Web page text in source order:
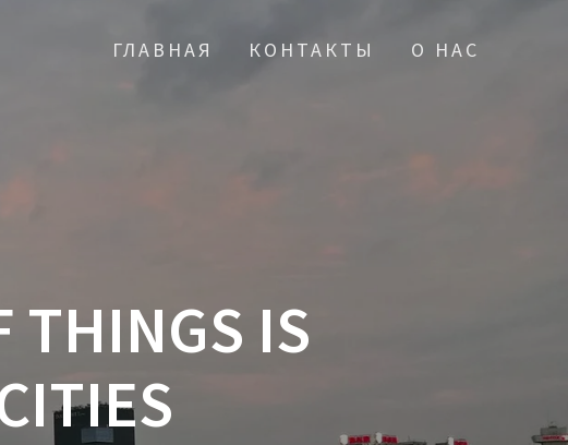
ГЛАВНАЯ КОНТАКТЫ О НАС
THINGS IS